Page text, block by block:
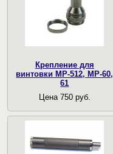
Крепление для
винтовки МР-512, МР-60,
61
Цена 750 руб.